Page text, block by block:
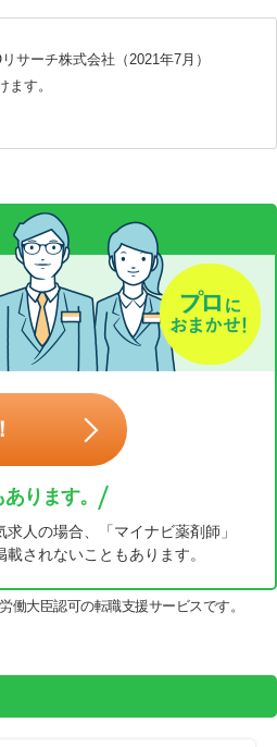
サーチ株式会社（2021年7月）
す。
ります。
人の場合、「マイナビ薬剤師」
されないこともあります。
大臣認可の転職支援サービスです。